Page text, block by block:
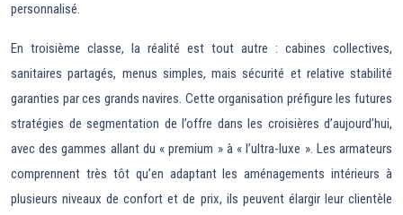
personnalisé.
En troisième classe, la réalité est tout autre : cabines collectives,
sanitaires partagés, menus simples, mais sécurité et relative stabilité
garanties par ces grands navires. Cette organisation préfigure les futures
stratégies de segmentation de l’offre dans les croisières d’aujourd’hui,
avec des gammes allant du « premium » à « l’ultra-luxe ». Les armateurs
comprennent très tôt qu’en adaptant les aménagements intérieurs à
plusieurs niveaux de confort et de prix, ils peuvent élargir leur clientèle